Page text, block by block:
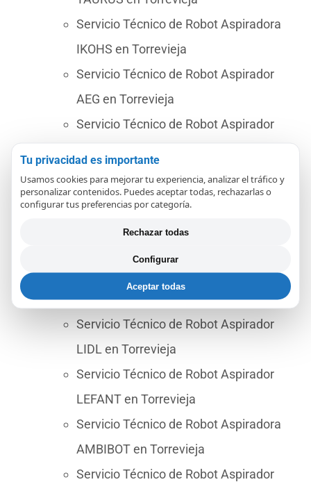
Servicio Técnico de Robot Aspiradora
IKOHS en Torrevieja
Servicio Técnico de Robot Aspirador
AEG en Torrevieja
Servicio Técnico de Robot Aspirador
Servicio Técnico de Robot Aspirador
SOLAC en Torrevieja
Servicio Técnico de Robot Aspirador
NEATO en Torrevieja
Servicio Técnico de Robot Aspirador
LIDL en Torrevieja
Servicio Técnico de Robot Aspirador
LEFANT en Torrevieja
Servicio Técnico de Robot Aspiradora
AMBIBOT en Torrevieja
Servicio Técnico de Robot Aspirador
Tu privacidad es importante
Usamos cookies para mejorar tu experiencia, analizar el tráfico y
personalizar contenidos. Puedes aceptar todas, rechazarlas o
configurar tus preferencias por categoría.
Rechazar todas
Configurar
Aceptar todas